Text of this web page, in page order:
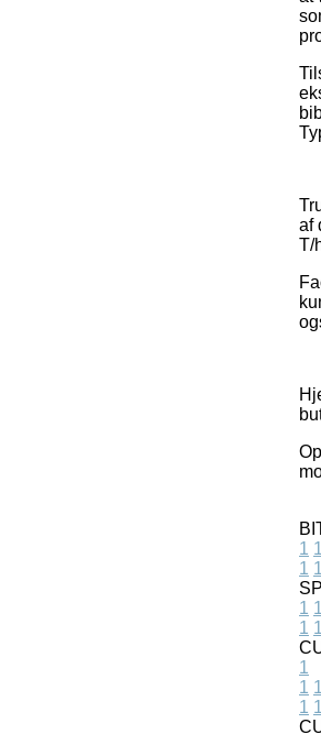
af
T/
1 1
1 1
1 1
1 1
1
1 1
1 1